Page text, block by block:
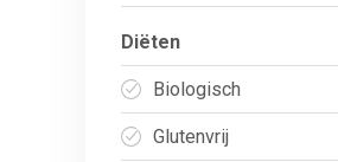
Diëten
Biologisch
Glutenvrij